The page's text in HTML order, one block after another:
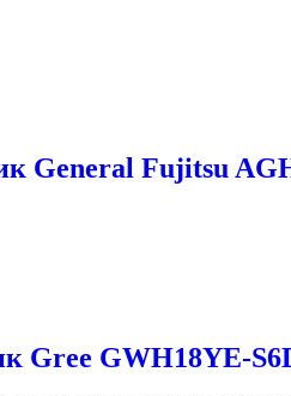
General Fujitsu
Gree GWH18YE-